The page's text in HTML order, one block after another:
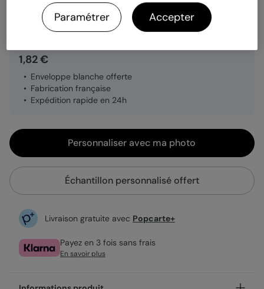
Quantité Échantillon personnalisé
1,82 €
Enveloppe blanche offerte
Fabrication française
Expédition rapide en 24h
Personnaliser avec ma photo
Échantillon personnalisé offert
Livraison gratuite avec Popcarte+
Payez en 3 fois sans frais
En savoir plus
Paramétrer Accepter